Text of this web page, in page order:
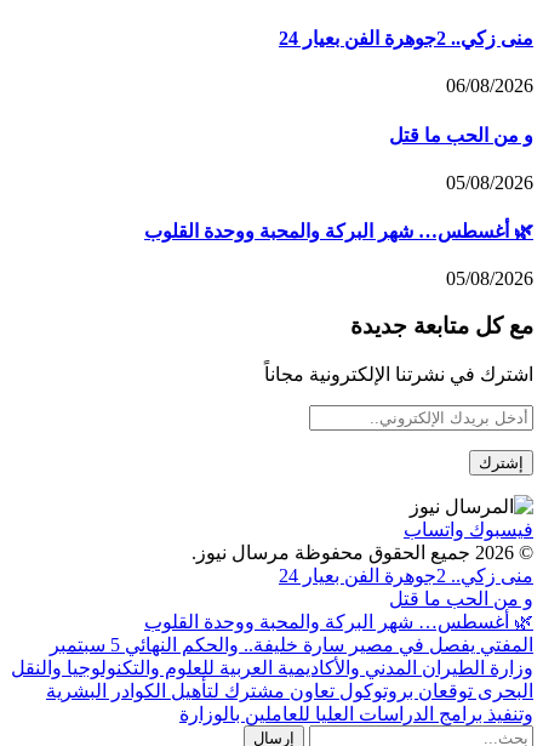
منى زكي.. 2جوهرة الفن بعيار 24
06/08/2026
و من الحب ما قتل
05/08/2026
🌿 أغسطس… شهر البركة والمحبة ووحدة القلوب
05/08/2026
مع كل متابعة جديدة
اشترك في نشرتنا الإلكترونية مجاناً
فيسبوك واتساب
© 2026 جميع الحقوق محفوظة مرسال نيوز.
منى زكي.. 2جوهرة الفن بعيار 24
و من الحب ما قتل
🌿 أغسطس… شهر البركة والمحبة ووحدة القلوب
المفتي يفصل في مصير سارة خليفة.. والحكم النهائي 5 سبتمبر
وزارة الطيران المدني والأكاديمية العربية للعلوم والتكنولوجيا والنقل
البحرى توقعان بروتوكول تعاون مشترك لتأهيل الكوادر البشرية
وتنفيذ برامج الدراسات العليا للعاملين بالوزارة
إرسال